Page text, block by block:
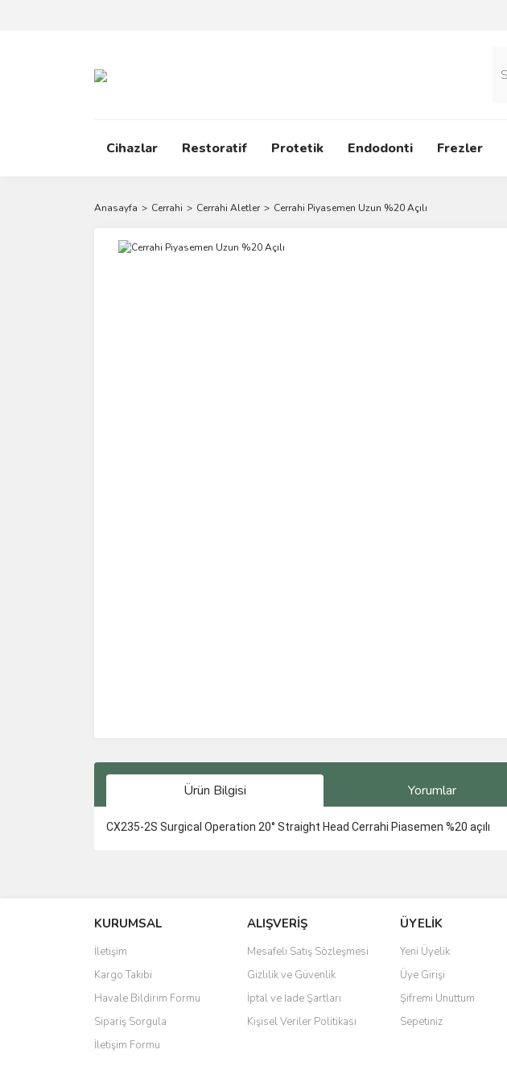
Cihazlar Restoratif Protetik Endodonti Frezler
Anasayfa Cerrahi Cerrahi Aletler Cerrahi Piyasemen Uzun %20 Açılı
Ürün Bilgisi Yorumlar
CX235-2S Surgical Operation 20° Straight Head Cerrahi Piasemen %20 açılı
Ürün resmi kalitesiz, bozuk veya görüntülenemiyor.
Ürün açıklamasında eksik bilgiler bulunuyor.
Ürün bilgilerinde hatalar bulunuyor.
Ürün fiyatı diğer sitelerden daha pahalı.
Bu ürüne benzer farklı alternatifler olmalı.
KURUMSAL
İletişim
Kargo Takibi
Havale Bildirim Formu
Sipariş Sorgula
İletişim Formu
ALIŞVERİŞ
Mesafeli Satış Sözleşmesi
Gizlilik ve Güvenlik
İptal ve İade Şartları
Kişisel Veriler Politikası
ÜYELİK
Yeni Üyelik
Üye Girişi
Şifremi Unuttum
Sepetiniz